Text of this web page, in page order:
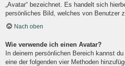
„Avatar“ bezeichnet. Es handelt sich
persönliches Bild, welches von Benutzer
Nach oben
Wie verwende ich einen Avatar?
In deinem persönlichen Bereich kannst
eine der folgenden vier Methoden